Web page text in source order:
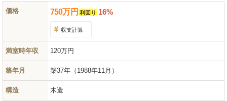
価格 750万円 利回り 16%
収支計算
満室時年収 120万円
築年月 築37年 （1988年11月）
構造 木造